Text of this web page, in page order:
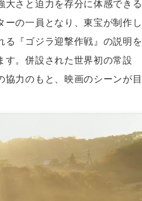
さと迫力を存分に体感できる
の一員となり、東宝が制作し
る『ゴジラ迎撃作戦』の説明を
す。併設された世界初の常設
力のもと、映画のシーンが目